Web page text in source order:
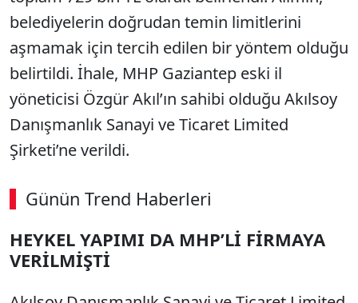
belediyelerin doğrudan temin limitlerini
aşmamak için tercih edilen bir yöntem olduğu
belirtildi. İhale, MHP Gaziantep eski il
yöneticisi Özgür Akıl’ın sahibi olduğu Akılsoy
Danışmanlık Sanayi ve Ticaret Limited
Şirketi’ne verildi.
Günün Trend Haberleri
HEYKEL YAPIMI DA MHP’Lİ FİRMAYA
VERİLMİŞTİ